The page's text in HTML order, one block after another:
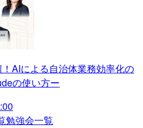
！AIによる自治体業務効率化の
の使い方ー
勉強会一覧